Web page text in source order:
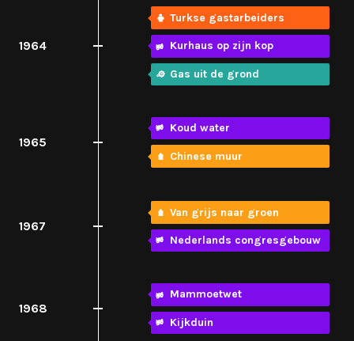
1964
Turkse gastarbeiders
Kurhaus op zijn kop
Gas uit de grond
1965
Koud water
Chinese muur
1967
Van grijs naar groen
Nederlands congresgebouw
1968
Mammoetwet
Kijkduin